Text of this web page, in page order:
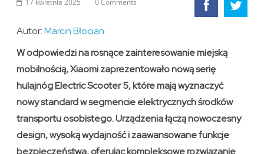
17 kwietnia 2025 0 Comments
Autor:Marcin Błocian
W odpowiedzi na rosnące zainteresowanie miejską
mobilnością, Xiaomi zaprezentowało nową serię
hulajnóg Electric Scooter 5, które mają wyznaczyć
nowy standard w segmencie elektrycznych środków
transportu osobistego. Urządzenia łączą nowoczesny
design, wysoką wydajność i zaawansowane funkcje
bezpieczeństwa, oferując kompleksowe rozwiązanie